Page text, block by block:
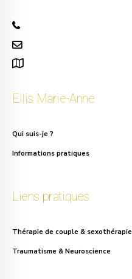
Ellis Marie-Anne
Qui suis-je ?
Informations pratiques
Liens pratiques
Thérapie de couple & sexothérapie
Traumatisme & Neuroscience